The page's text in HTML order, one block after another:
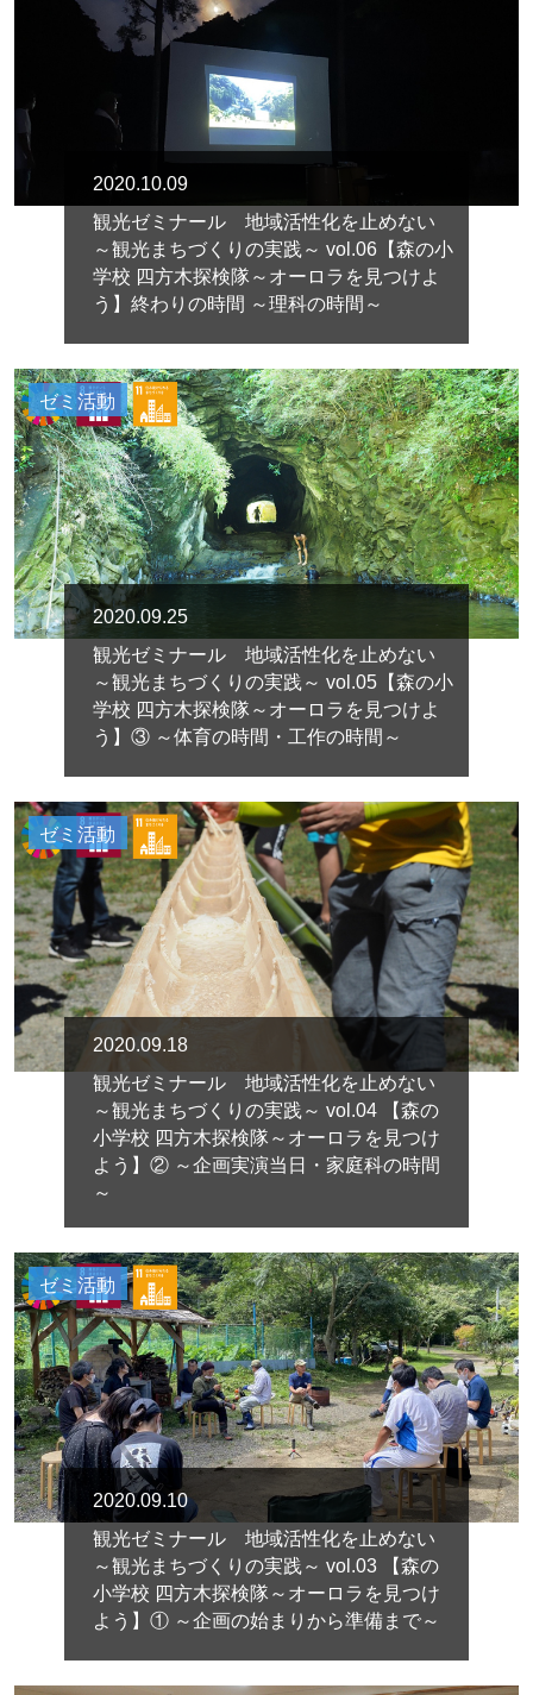
2020.10.09
観光ゼミナール 地域活性化を止めない
～観光まちづくりの実践～ vol.06【森の小
学校 四方木探検隊～オーロラを見つけよ
う】終わりの時間 ～理科の時間～
ゼミ活動
2020.09.25
観光ゼミナール 地域活性化を止めない
～観光まちづくりの実践～ vol.05【森の小
学校 四方木探検隊～オーロラを見つけよ
う】③ ～体育の時間・工作の時間～
ゼミ活動
2020.09.18
観光ゼミナール 地域活性化を止めない
～観光まちづくりの実践～ vol.04 【森の
小学校 四方木探検隊～オーロラを見つけ
よう】② ～企画実演当日・家庭科の時間
～
ゼミ活動
2020.09.10
観光ゼミナール 地域活性化を止めない
～観光まちづくりの実践～ vol.03 【森の
小学校 四方木探検隊～オーロラを見つけ
よう】① ～企画の始まりから準備まで～